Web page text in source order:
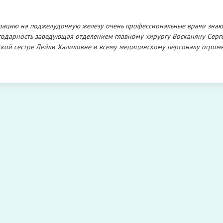
на поджелудочную железу очень профессиональные врачи
заведующая отделением главному хирургу Восканяну
сестре Лейли Халиловне и всему медицинскому персоналу